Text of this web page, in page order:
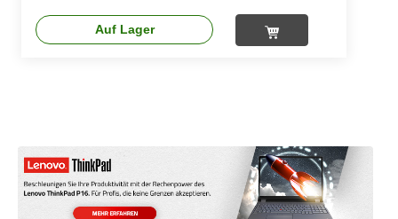
Auf Lager